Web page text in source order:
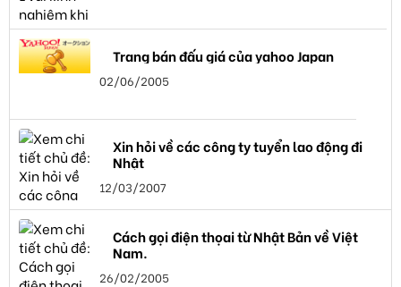
Trang bán đấu giá của yahoo Japan
02/06/2005
Xin hỏi về các công ty tuyển lao động đi
Nhật
12/03/2007
Cách gọi điện thọai từ Nhật Bản về Việt
Nam.
26/02/2005